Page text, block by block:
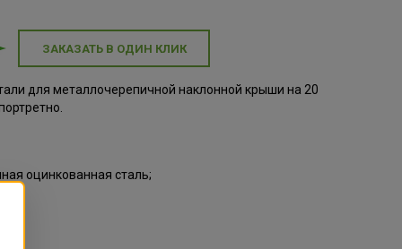
ЗАКАЗАТЬ В ОДИН КЛИК
для металлочерепичной наклонной крыши на 20
оцинкованная сталь;